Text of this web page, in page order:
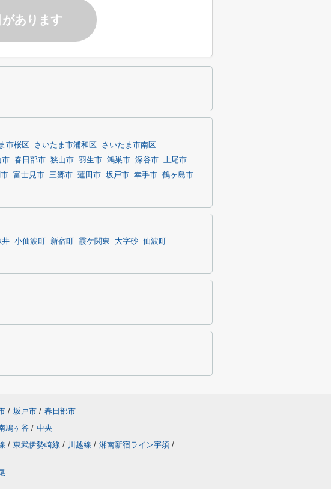
あります
市桜区 さいたま市浦和区
さいたま市南区
市 春日部市 狭山市 羽生市 鴻巣市 深谷市 上尾市
富士見市 三郷市 蓮田市 坂戸市 幸手市 鶴ヶ島市
井 小仙波町 新宿町 霞ケ関東 大字砂 仙波町
/ 坂戸市 / 春日部市
鳩ヶ谷 / 中央
/ 東武伊勢崎線 / 川越線 / 湘南新宿ライン宇須 /